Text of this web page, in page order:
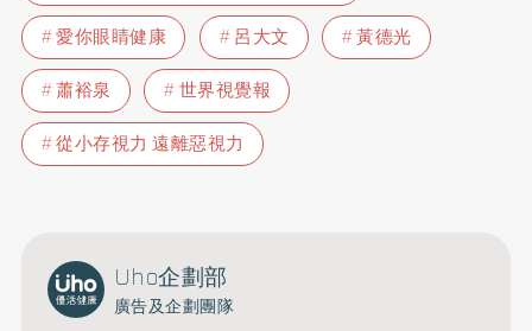
愛你眼睛健康
呂大文
黃德光
蕭裕泉
世界視覺報
從小存視力 遠離惡視力
Uho企劃部
廣告及企劃團隊